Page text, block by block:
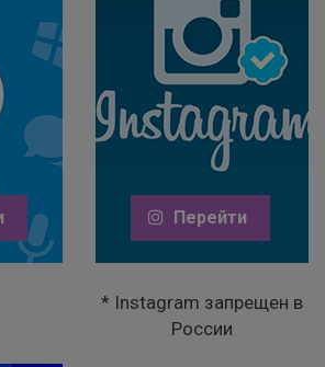
Перейти
* Instagram запрещен в
России